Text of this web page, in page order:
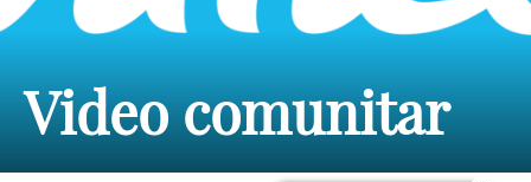
Video comunitar